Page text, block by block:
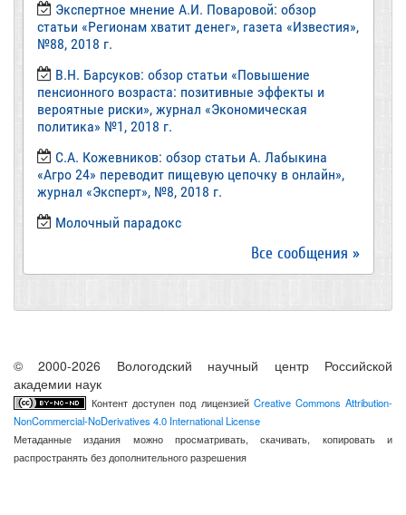
Экспертное мнение А.И. Поваровой: обзор
статьи «Регионам хватит денег», газета «Известия»,
№88, 2018 г.
В.Н. Барсуков: обзор статьи «Повышение
пенсионного возраста: позитивные эффекты и
вероятные риски», журнал «Экономическая
политика» №1, 2018 г.
С.А. Кожевников: обзор статьи А. Лабыкина
«Агро 24» переводит пищевую цепочку в онлайн»,
журнал «Эксперт», №8, 2018 г.
Молочный парадокс
Все сообщения »
© 2000-2026 Вологодский научный центр Российской
академии наук
Контент доступен под лицензией Creative Commons Attribution-
NonCommercial-NoDerivatives 4.0 International License
Метаданные издания можно просматривать, скачивать, копировать и
распространять без дополнительного разрешения